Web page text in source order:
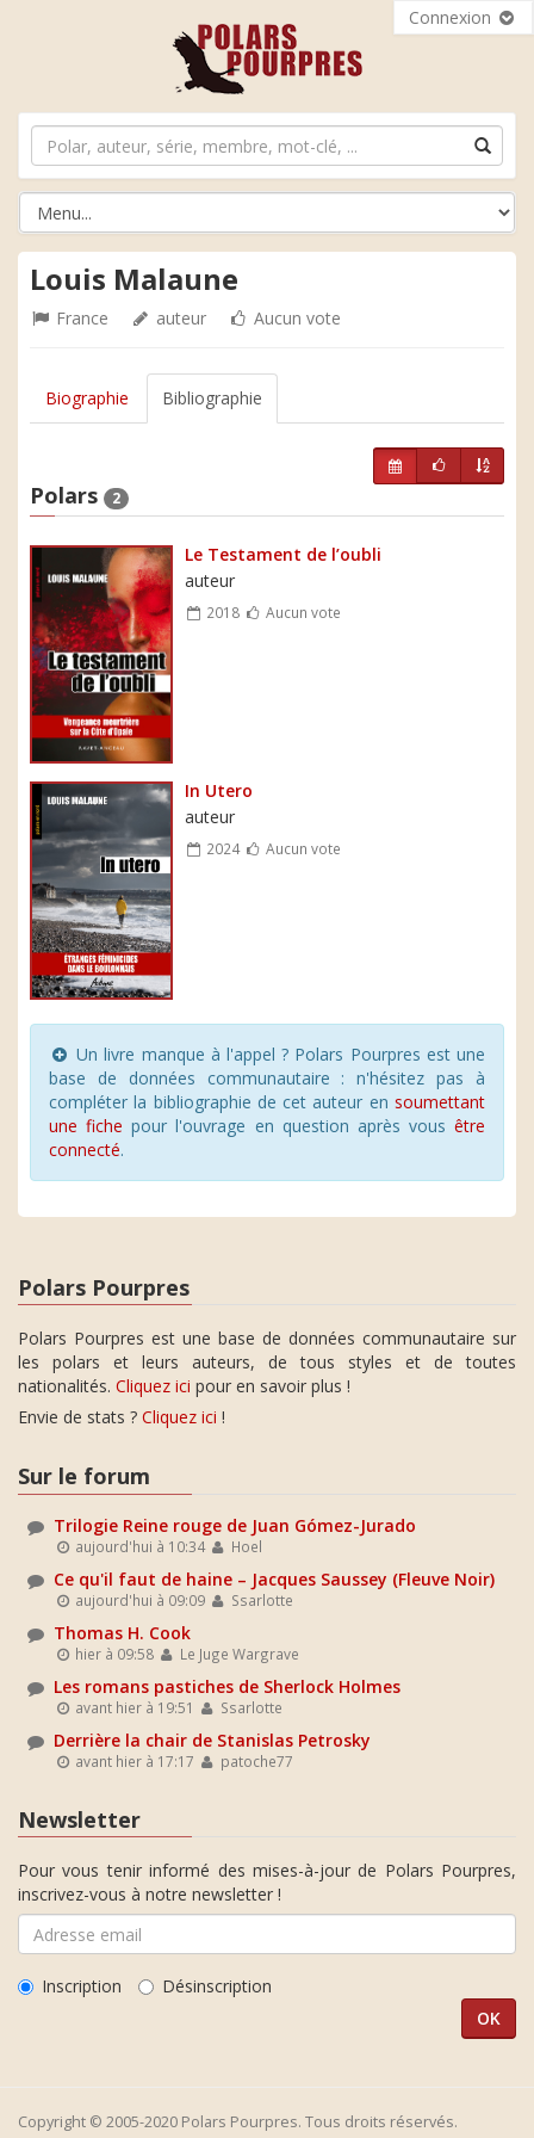
Connexion
Louis Malaune
France auteur Aucun vote
Biographie Bibliographie
Polars 2
Le Testament de l’oubli
auteur
2018 Aucun vote
In Utero
auteur
2024 Aucun vote
Un livre manque à l'appel ? Polars Pourpres est une
base de données communautaire : n'hésitez pas à
compléter la bibliographie de cet auteur en soumettant
une fiche pour l'ouvrage en question après vous être
connecté.
Polars Pourpres
Polars Pourpres est une base de données communautaire sur
les polars et leurs auteurs, de tous styles et de toutes
nationalités. Cliquez ici pour en savoir plus !
Envie de stats ? Cliquez ici !
Sur le forum
Trilogie Reine rouge de Juan Gómez-Jurado
aujourd'hui à 10:34 Hoel
Ce qu'il faut de haine – Jacques Saussey (Fleuve Noir)
aujourd'hui à 09:09 Ssarlotte
Thomas H. Cook
hier à 09:58 Le Juge Wargrave
Les romans pastiches de Sherlock Holmes
avant hier à 19:51 Ssarlotte
Derrière la chair de Stanislas Petrosky
avant hier à 17:17 patoche77
Newsletter
Pour vous tenir informé des mises-à-jour de Polars Pourpres,
inscrivez-vous à notre newsletter !
Inscription Désinscription
Copyright © 2005-2020 Polars Pourpres. Tous droits réservés.